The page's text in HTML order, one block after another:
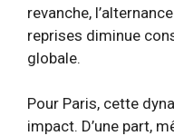
revanche,
reprises diminue
globale.
Pour Paris, cette
impact. D’une part,